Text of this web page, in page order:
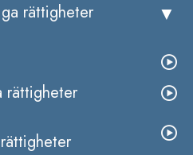
rättigheter
rättigheter